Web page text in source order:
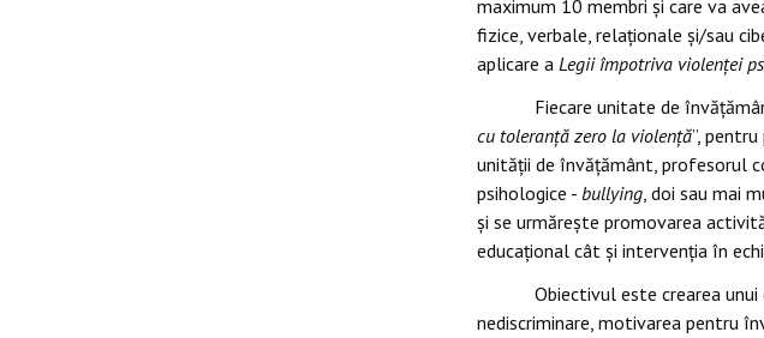
maximum 10 membri şi care va
fizice, verbale, relaţionale şi/sau
aplicare a Legii împotriva violenţei
Fiecare unitate de
cu toleranță zero la violență”,
unităţii de învăţământ, profesorul
psihologice - bullying, doi sau mai
și se urmărește promovarea
educaţional cât și intervenţia în
Obiectivul este crearea
nediscriminare, motivarea pentru